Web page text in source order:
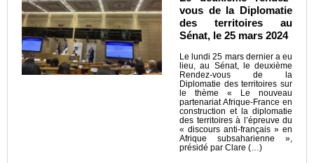
vous de la Diplomatie
des territoires au
Sénat, le 25 mars 2024
Le lundi 25 mars dernier a eu
lieu, au Sénat, le deuxième
Rendez-vous de la
Diplomatie des territoires sur
le thème « Le nouveau
partenariat Afrique-France en
construction et la diplomatie
des territoires à l’épreuve du
« discours anti-français » en
Afrique subsaharienne »,
présidé par Clare (…)